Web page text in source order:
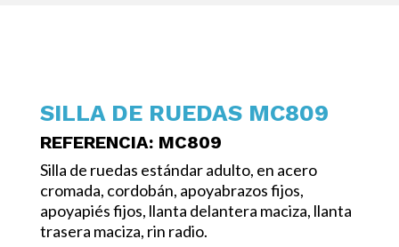
SILLA DE RUEDAS MC809
REFERENCIA: MC809
Silla de ruedas estándar adulto, en acero
cromada, cordobán, apoyabrazos fijos,
apoyapiés fijos, llanta delantera maciza, llanta
trasera maciza, rin radio.